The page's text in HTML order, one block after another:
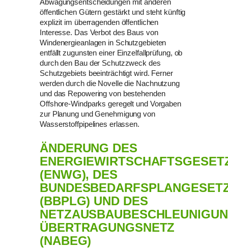
Abwägungsentscheidungen mit anderen
öffentlichen Gütern gestärkt und steht künftig
explizit im überragenden öffentlichen
Interesse. Das Verbot des Baus von
Windenergieanlagen in Schutzgebieten
entfällt zugunsten einer Einzelfallprüfung, ob
durch den Bau der Schutzzweck des
Schutzgebiets beeinträchtigt wird. Ferner
werden durch die Novelle die Nachnutzung
und das Repowering von bestehenden
Offshore-Windparks geregelt und Vorgaben
zur Planung und Genehmigung von
Wasserstoffpipelines erlassen.
ÄNDERUNG DES
(ENWG), DES
(BBPLG) UND DES
ÜBERTRAGUNGSNETZ
(NABEG)